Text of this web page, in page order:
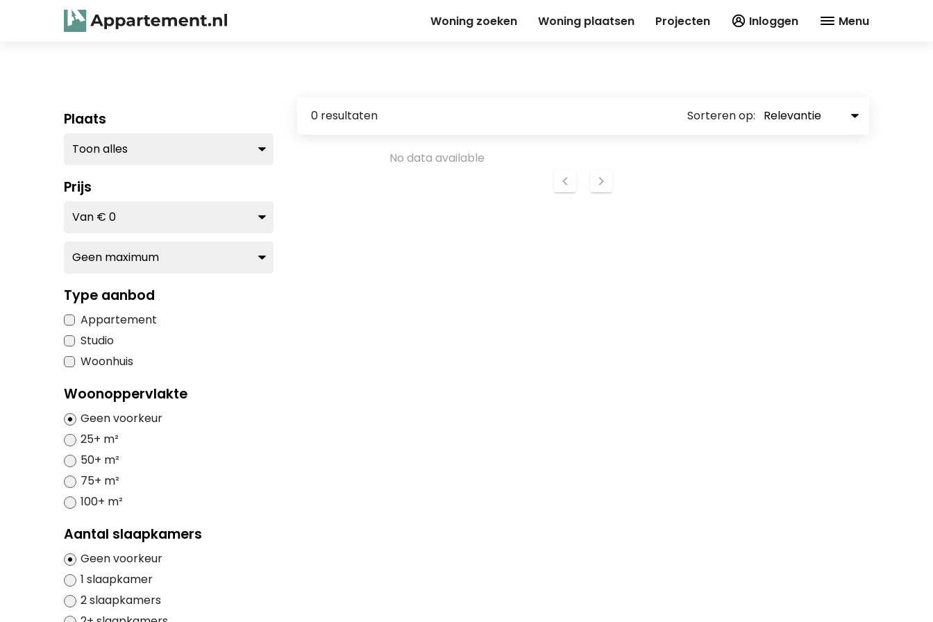
Woning zoeken Woning plaatsen Projecten Inloggen Menu
Plaats
Prijs
Type aanbod
Appartement
Studio
Woonhuis
Woonoppervlakte
Geen voorkeur
25+ m²
50+ m²
75+ m²
100+ m²
Aantal slaapkamers
Geen voorkeur
1 slaapkamer
2 slaapkamers
0 resultaten Sorteren op:
No data available